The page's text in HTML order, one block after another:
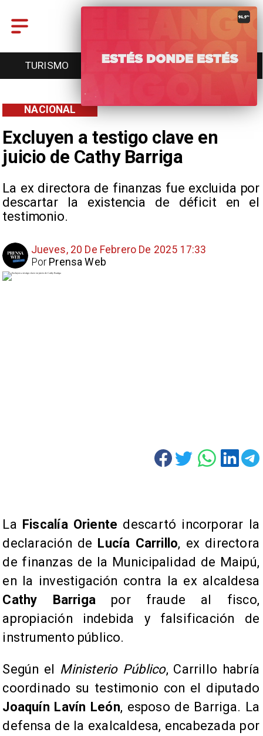
TURISMO TENDENCIAS EVENTOS
Excluyen a testigo clave en
juicio de Cathy Barriga
La ex directora de finanzas fue excluida por
descartar la existencia de déficit en el
testimonio.
NACIONAL
Jueves, 20 De Febrero De 2025 17:33
Prensa Web
Por
La Fiscalía Oriente descartó incorporar la
declaración de Lucía Carrillo, ex directora
de finanzas de la Municipalidad de Maipú,
en la investigación contra la ex alcaldesa
Cathy Barriga por fraude al fisco,
apropiación indebida y falsificación de
instrumento público.
Según el Ministerio Público, Carrillo habría
coordinado su testimonio con el diputado
Joaquín Lavín León, esposo de Barriga. La
defensa de la exalcaldesa, encabezada por